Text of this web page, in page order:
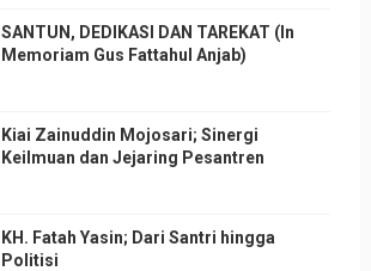
SANTUN, DEDIKASI DAN TAREKAT (In
Memoriam Gus Fattahul Anjab)
Kiai Zainuddin Mojosari; Sinergi
Keilmuan dan Jejaring Pesantren
KH. Fatah Yasin; Dari Santri hingga
Politisi